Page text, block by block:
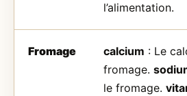
l’alimentation.
Fromage calcium : Le
fromage.
le fromage.